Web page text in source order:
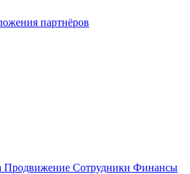
партнёров
Продвижение Сотрудники Финансы